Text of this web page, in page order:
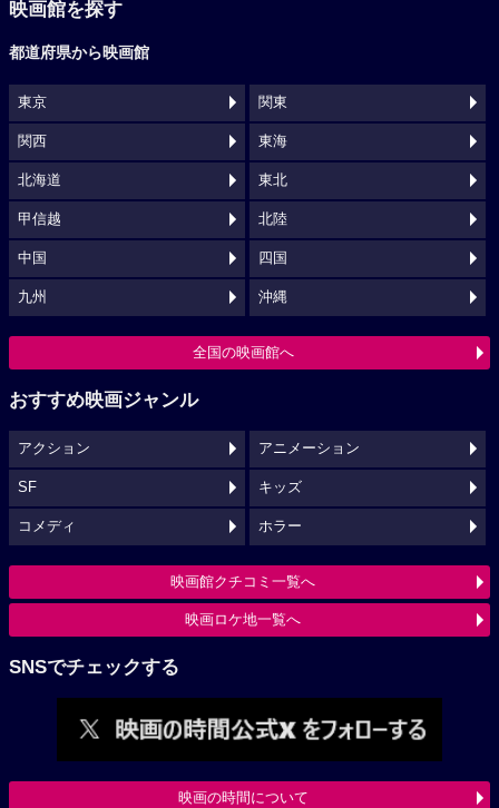
映画館を探す
都道府県から映画館
東京 関東
関西 東海
北海道 東北
甲信越 北陸
中国 四国
九州 沖縄
全国の映画館へ
おすすめ映画ジャンル
アクション アニメーション
SF キッズ
コメディ ホラー
映画館クチコミ一覧へ
映画ロケ地一覧へ
SNSでチェックする
映画の時間について